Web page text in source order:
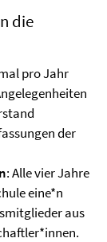
die
pro Jahr
der
: Alle vier Jahre
eine*n
aus